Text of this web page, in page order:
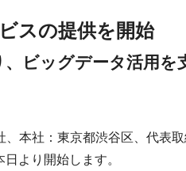
スの提供を開始
ビッグデータ活用を
本社：東京都渋谷区、代表
より開始します。